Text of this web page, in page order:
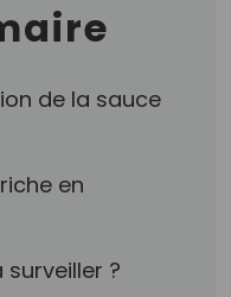
de la sauce
en
?